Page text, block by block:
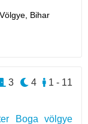
Bihar
Boga völgye
1 - 11
4
3